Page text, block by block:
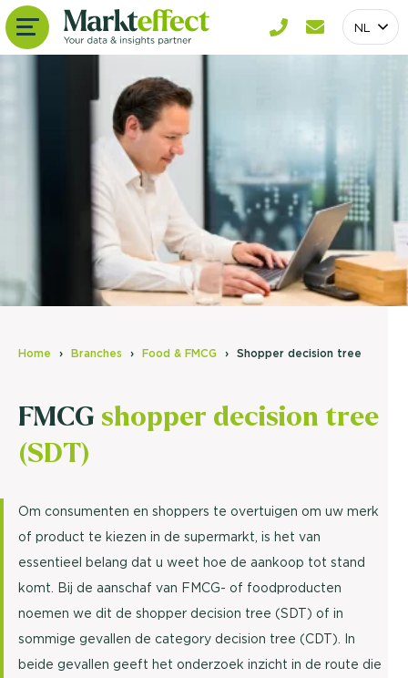
NL
Home Branches Food & FMCG Shopper decision tree
FMCG shopper decision tree
(SDT)
Om consumenten en shoppers te overtuigen om uw merk
of product te kiezen in de supermarkt, is het van
essentieel belang dat u weet hoe de aankoop tot stand
komt. Bij de aanschaf van FMCG- of foodproducten
noemen we dit de shopper decision tree (SDT) of in
sommige gevallen de category decision tree (CDT). In
beide gevallen geeft het onderzoek inzicht in de route die